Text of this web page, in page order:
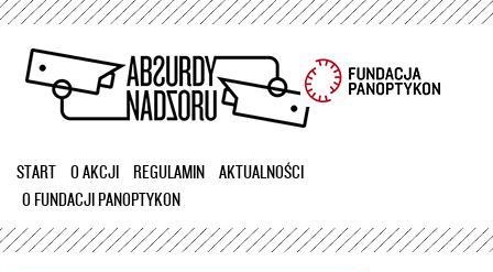
Przejdź
treści
START O AKCJI REGULAMIN
AKTUALNOŚCI
O FUNDACJI PANOPTYKON